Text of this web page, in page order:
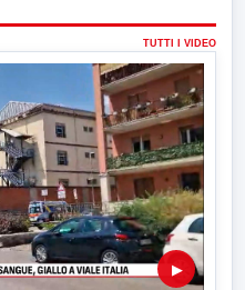
TUTTI I VIDEO
▶